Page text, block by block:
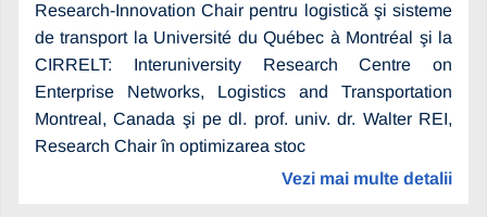
Research-Innovation Chair pentru logistică şi sisteme
de transport la Université du Québec à Montréal şi la
CIRRELT: Interuniversity Research Centre on
Enterprise Networks, Logistics and Transportation
Montreal, Canada şi pe dl. prof. univ. dr. Walter REI,
Research Chair în optimizarea stoc
Vezi mai multe detalii